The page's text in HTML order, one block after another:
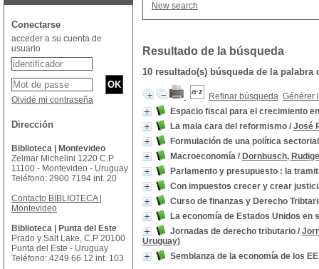
New search
Resultado de la búsqueda
10 resultado(s) búsqueda de la palabra
Refinar búsqueda Générer
Espacio fiscal para el crecimiento
La mala cara del reformismo / José
Formulación de una política
Macroeconomía / Dornbusch,
Parlamento y presupuesto : la
Con impuestos crecer y crear
Curso de finanzas y Derecho
La economía de Estados Unidos en
Jornadas de derecho tributario /
Uruguay)
Semblanza de la economía de los
Conectarse
acceder a su cuenta de
usuario
Olvidé mi contraseña
Dirección
Biblioteca | Montevideo
Zelmar Michelini 1220 C.P
11100 - Montevideo - Uruguay
Teléfono: 2900 7194 int. 20
Contacto BIBLIOTECA |
Montevideo
Biblioteca | Punta del Este
Prado y Salt Lake, C.P 20100
Punta del Este - Uruguay
Teléfono: 4249 66 12 int. 103